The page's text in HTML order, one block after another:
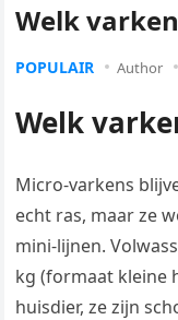
Welk
POPULAIR Author
Welk
Micro-varkens
echt ras, maar ze
mini-lijnen.
kg (formaat kleine
huisdier, ze zijn